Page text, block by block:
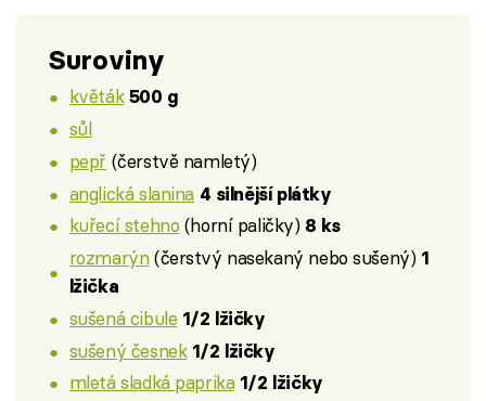
Suroviny
květák 500 g
sůl
pepř (čerstvě namletý)
anglická slanina 4 silnější plátky
kuřecí stehno (horní paličky) 8 ks
rozmarýn(čerstvý nasekaný nebo sušený) 1
lžička
sušená cibule 1/2 lžičky
sušený česnek 1/2 lžičky
mletá sladká paprika 1/2 lžičky